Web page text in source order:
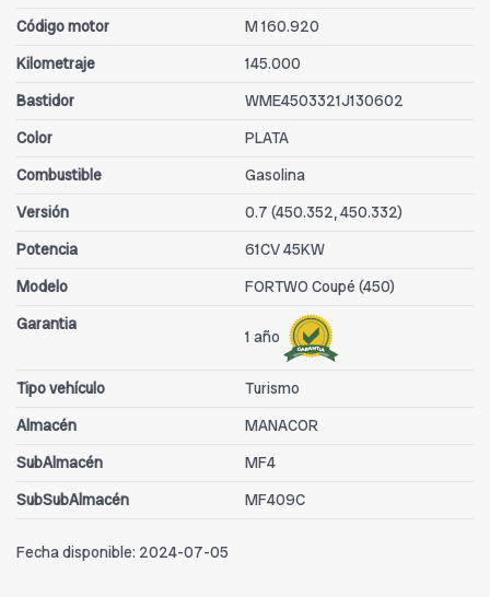
Código motor
M 160.920
Kilometraje
145.000
Bastidor
WME4503321J130602
Color
PLATA
Combustible
Gasolina
Versión
0.7 (450.352, 450.332)
Potencia
61CV 45KW
Modelo
FORTWO Coupé (450)
Garantia
1 año
Tipo vehículo
Turismo
Almacén
MANACOR
SubAlmacén
MF4
SubSubAlmacén
MF409C
Fecha disponible: 2024-07-05